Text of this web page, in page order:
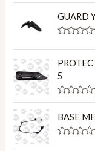
a
t
e
d
o
t
o
f
5
GUARD
a
t
e
d
0
o
u
o
f
5
5
R
t
e
d
BASE